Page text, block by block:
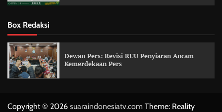
Box Redaksi
Dewan Pers: Revisi RUU Penyiaran Ancam
Kemerdekaan Pers
Copyright © 2026 suaraindonesiatv.com Theme: Reality